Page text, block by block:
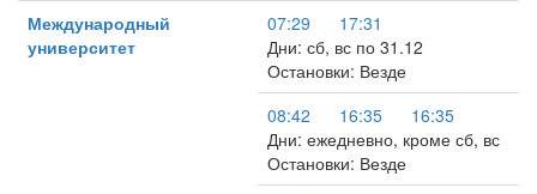
Международный
университет
07:29
17:31
Дни: сб, вс по 31.12
Остановки: Везде
08:42
16:35
16:35
Дни: ежедневно, кроме сб, вс
Остановки: Везде